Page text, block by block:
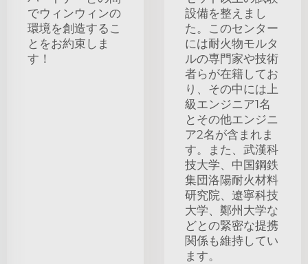
でウィンウィンの
環境を創造するこ
とをお約束しま
す！
設備を整えまし
た。このセンター
には耐火物モルタ
ルの専門家や技術
者らが在籍してお
り、その中には上
級エンジニア1名
とその他エンジニ
ア2名が含まれま
す。また、武漢科
技大学、中国鋼鉄
集団洛陽耐火材料
研究院、遼寧科技
大学、鄭州大学な
どとの緊密な提携
関係も維持してい
ます。